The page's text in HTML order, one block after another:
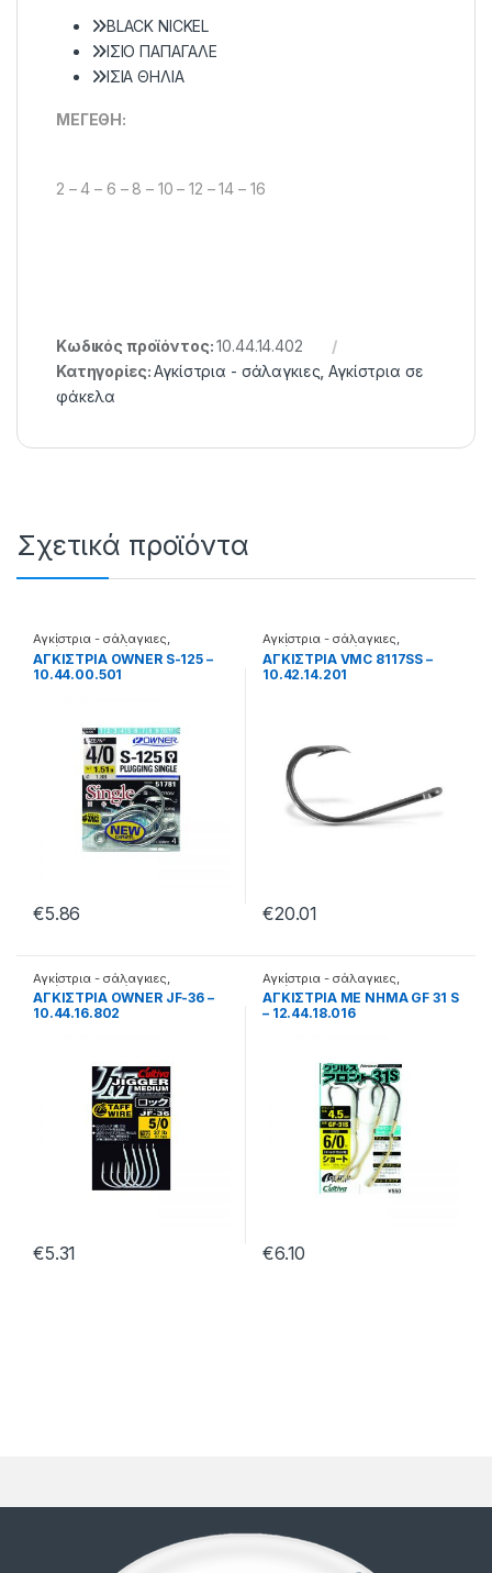
BLACK NICKEL
ΙΣΙΟ ΠΑΠΑΓΑΛΕ
ΙΣΙΑ ΘΗΛΙΑ
MEΓEΘH:
2 – 4 – 6 – 8 – 10 – 12 – 14 – 16
Κωδικός προϊόντος:10.44.14.402
Κατηγορίες:Αγκίστρια - σάλαγκιες ,Αγκίστρια σε
φάκελα
Σχετικά προϊόντα
Αγκίστρια - σάλαγκιες
Αγκίστρια σε φάκελα
ΑΓΚΙΣΤΡΙΑ OWNER S-125 –
10.44.00.501
€5.86
Αγκίστρια - σάλαγκιες
Αγκίστρια σε φάκελα
ΑΓΚΙΣΤΡΙΑ VMC 8117SS –
10.42.14.201
€20.01
Αγκίστρια - σάλαγκιες
Αγκίστρια σε φάκελα
ΑΓΚΙΣΤΡΙΑ OWNER JF-36 –
10.44.16.802
€5.31
Αγκίστρια - σάλαγκιες
Αγκίστρια Jigging
ΑΓΚΙΣΤΡΙΑ ΜΕ ΝΗΜΑ GF 31 S
– 12.44.18.016
€6.10